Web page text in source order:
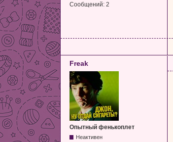
Сообщений: 2
Freak
Опытный фенькоплет
Неактивен